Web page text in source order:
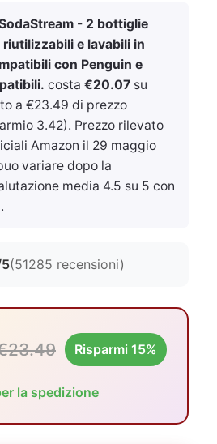
- 2 bottiglie
e lavabili in
con Penguin e
costa €20.07 su
a €23.49 di prezzo
3.42). Prezzo rilevato
Amazon il 29 maggio
variare dopo la
media 4.5 su 5 con
(51285 recensioni)
Risparmi 15%
la spedizione